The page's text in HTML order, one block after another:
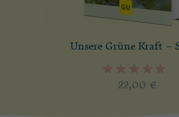
Unsere Grüne Kraft –
22,00 €